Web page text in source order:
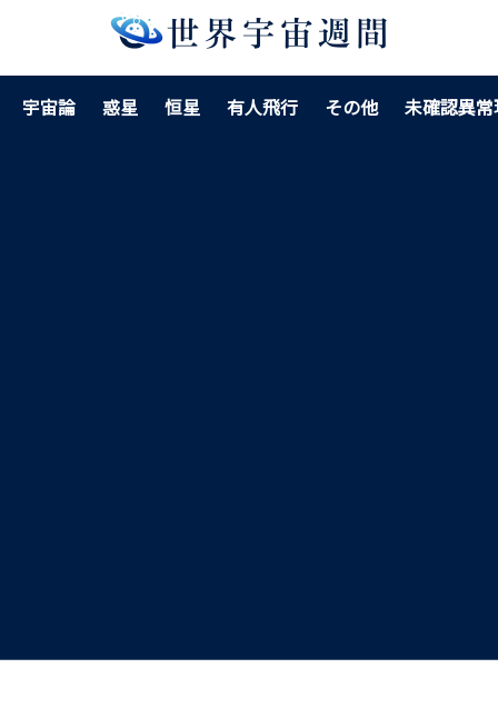
宇宙論 惑星 恒星 有人飛行 その他 未確認異